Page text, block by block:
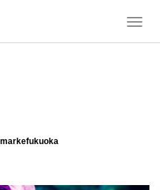
T